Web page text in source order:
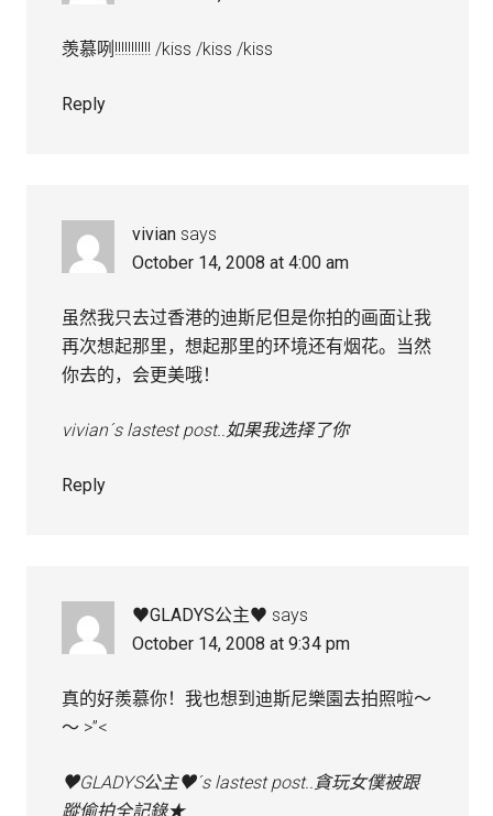
羡慕咧!!!!!!!!!!! /kiss /kiss /kiss
Reply
vivian says
October 14, 2008 at 4:00 am
虽然我只去过香港的迪斯尼但是你拍的画面让我
再次想起那里，想起那里的环境还有烟花。当然
你去的，会更美哦！
vivian´s lastest post..如果我选择了你
Reply
♥GLADYS公主♥ says
October 14, 2008 at 9:34 pm
真的好羨慕你！我也想到迪斯尼樂園去拍照啦～
～ >”<
♥GLADYS公主♥´s lastest post..貪玩女僕被跟
蹤偷拍全記錄★